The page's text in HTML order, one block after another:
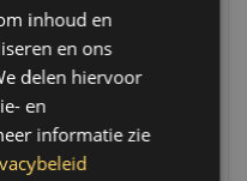
Op voorraad
binnen 2 a 3 werkdagen.
Boven de 50,- gratis
€10,89
inhoud en
en ons
delen hiervoor
en
informatie zie